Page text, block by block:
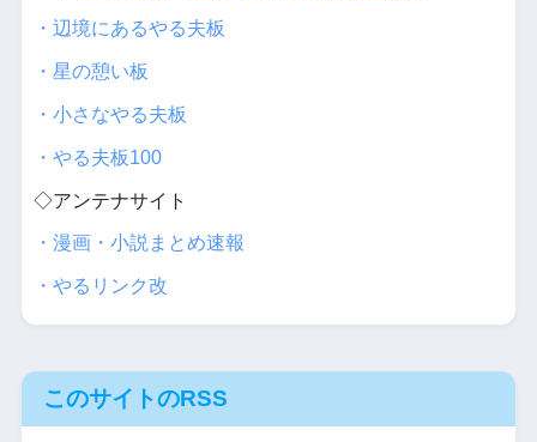
・辺境にあるやる夫板
・星の憩い板
・小さなやる夫板
・やる夫板100
◇アンテナサイト
・漫画・小説まとめ速報
・やるリンク改
このサイトのRSS